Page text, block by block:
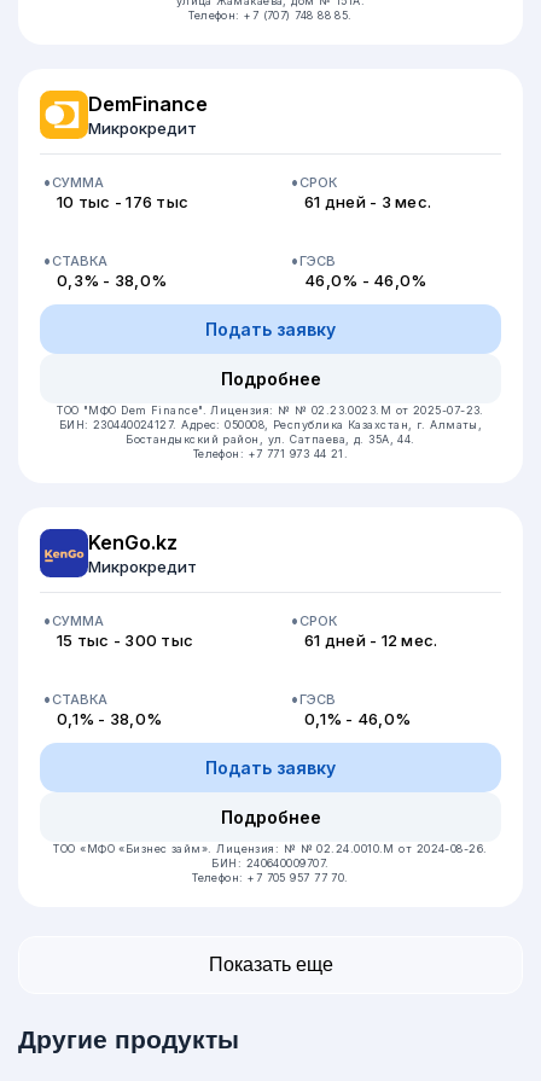
Телефон: +7 (707) 748 88 85.
DemFinance
Микрокредит
СУММА
10 тыс - 176 тыс
СРОК
61 дней - 3 мес.
СТАВКА
0,3% - 38,0%
ГЭСВ
46,0% - 46,0%
Подать заявку
Подробнее
ТОО "МФО Dem Finance". Лицензия: № № 02.23.0023.М от 2025-07-23.
БИН: 230440024127.Адрес: 050008, Республика Казахстан, г. Алматы,
Бостандыкский район, ул. Сатпаева, д. 35А, 44.
Телефон: +7 771 973 44 21.
KenGo.kz
Микрокредит
СУММА
15 тыс - 300 тыс
СРОК
61 дней - 12 мес.
СТАВКА
0,1% - 38,0%
ГЭСВ
0,1% - 46,0%
Подать заявку
Подробнее
ТОО «МФО «Бизнес займ». Лицензия: № № 02.24.0010.М от 2024-08-26.
БИН: 240640009707.
Телефон: +7 705 957 77 70.
Показать еще
Другие продукты